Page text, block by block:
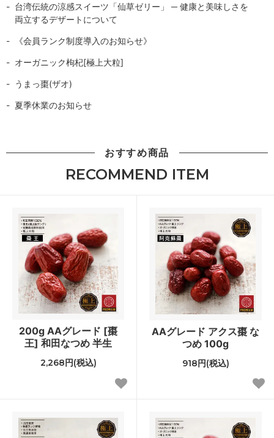
台湾伝統の涼感スイーツ「仙草ゼリー」 ─ 健康と美味しさを
両立するデザートについて
《会員ランク制度導入のお知らせ》
オーガニック枸杞[極上大粒]
うまっ棗(ザオ)
夏季休業のお知らせ
おすすめ商品
RECOMMEND ITEM
200g AAグレード [棗
王] 和田なつめ 半生
2,268円(税込)
AAグレード アクス棗 な
つめ 100g
918円(税込)